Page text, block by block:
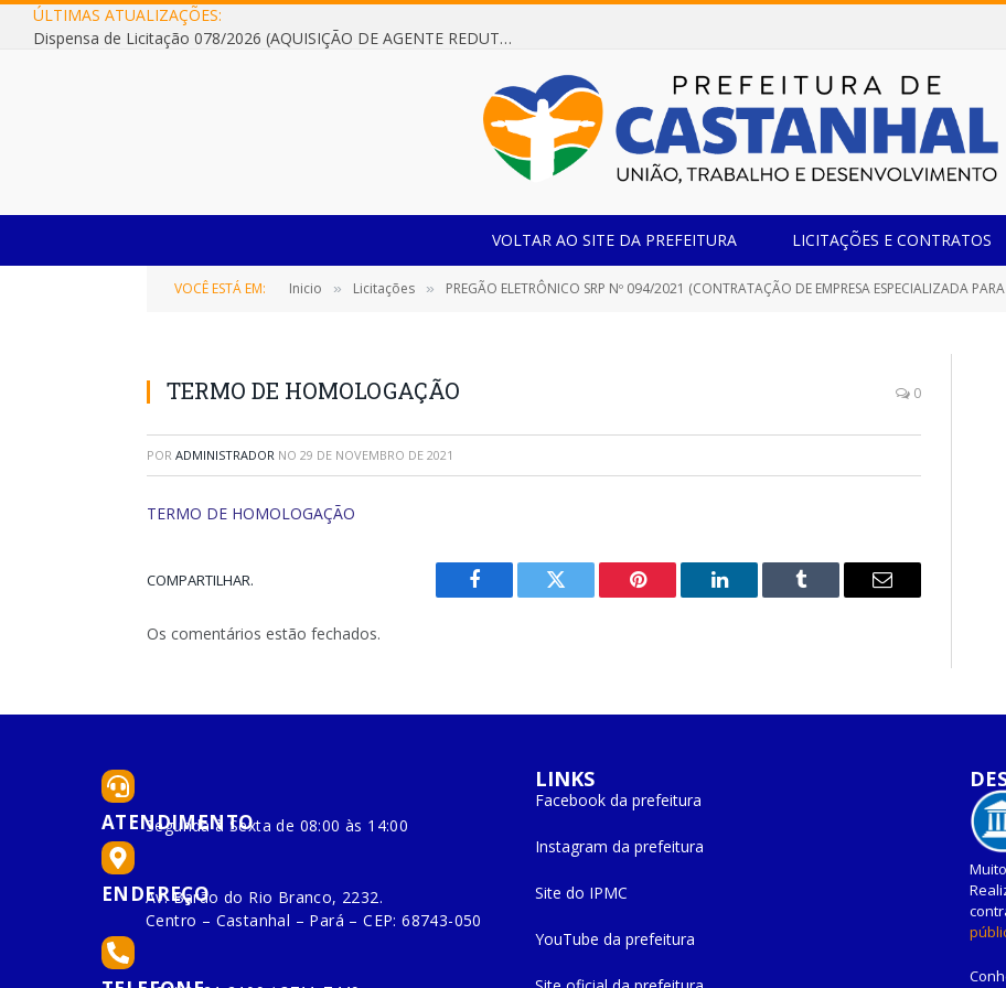
ÚLTIMAS ATUALIZAÇÕES:
Dispensa de Licitação 078/2026 (AQUISIÇÃO DE AGENTE REDUTOR LÍQUIDO AUTOMOTIVO – ARLA 32, PARA ATENDER A FROTA OFICIAL DE VEÍCULOS DA SECRETARIA MUNICIPAL DE EDUCAÇÃO DO MUNICÍPIO DE CASTANHAL/PA)
VOLTAR AO SITE DA PREFEITURA LICITAÇÕES E CONTRATOS
VOCÊ ESTÁ EM: Inicio » Licitações » PREGÃO ELETRÔNICO SRP Nº 094/2021 (CONTRATAÇÃO DE EMPRESA ESPECIALIZADA PARA PRESTAÇÃO DE SERVIÇO DE CONFECÇÃO DE MALHARIA, A FIM DE ATENDER AS DEMANDAS DAS DIVERSAS SECRETARIAS, FUNDOS
TERMO DE HOMOLOGAÇÃO 0
POR ADMINISTRADOR NO 29 DE NOVEMBRO DE 2021
TERMO DE HOMOLOGAÇÃO
COMPARTILHAR.
Facebook Twitter Pinterest
O
Tumblr
E-
Os comentários estão fechados.
ATENDIMENTO
Segunda à Sexta de 08:00 às 14:00
ENDEREÇO
Av. Barão do Rio Branco, 2232.
Centro – Castanhal – Pará – CEP: 68743-050
LINKS
Facebook da prefeitura
Instagram da prefeitura
Site do IPMC
YouTube da prefeitura